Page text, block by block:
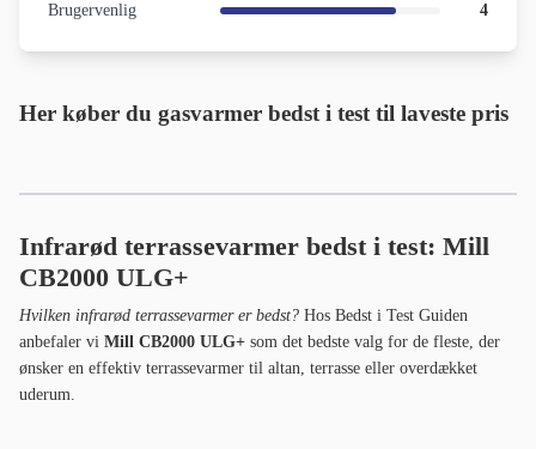
Brugervenlig 4
Her køber du gasvarmer bedst i testtil laveste pris
Infrarød terrassevarmer bedst i test: Mill
CB2000 ULG+
Hvilken infrarød terrassevarmer er bedst? Hos Bedst i Test Guiden
anbefaler vi Mill CB2000 ULG+ som det bedste valg for de fleste, der
ønsker en effektiv terrassevarmer til altan, terrasse eller overdækket
uderum.